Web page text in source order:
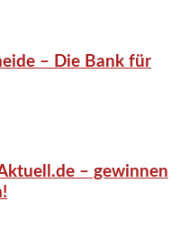
– Die Bank für
– gewinnen